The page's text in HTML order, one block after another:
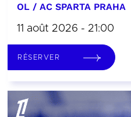
OL / AC SPARTA PRAHA
11 août 2026 - 21:00
RÉSERVER